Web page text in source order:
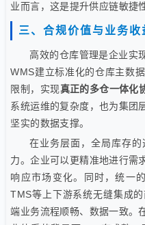
业而言，这是提升供应链敏捷
三、合规价值与业务收
高效的仓库管理是企业实
WMS建立标准化的仓库主数
限制，实现真正的多仓一体化
系统运维的复杂度，也为集团
坚实的数据支撑。
在业务层面，全局库存
力。企业可以更精准地进行需
响应市场变化。同时，统一
TMS等上下游系统无缝集成
端业务流程顺畅、数据一致。